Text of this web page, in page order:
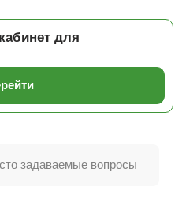
для
задаваемые вопросы